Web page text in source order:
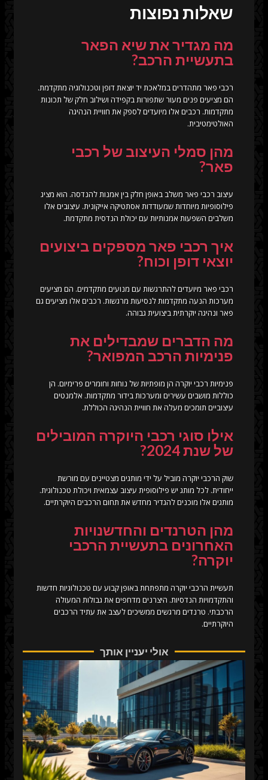
שאלות נפוצות
מה מגדיר את שיא הפאר
בתעשיית הרכב?
רכבי פאר מתהדרים במלאכת יד יוצאת דופן וטכנולוגיה מתקדמת.
הם מציעים פנים מעור שתפורות בקפידה ושילוב חלק של תכונות
מתקדמות. רכבים אלו מיועדים לספק את חוויית הנהיגה
האולטימטיבית.
מהן סמלי העיצוב של רכבי
פאר?
עיצוב רכבי פאר משלב באופן חלק בין אמנות להנדסה. הוא מציג
פילוסופיות מיוחדות שמעודדות אסתטיקה אייקונית. עיצובים אלו
משלבים השפעות אמנותיות עם יכולת הנדסית מתקדמת.
איך רכבי פאר מספקים ביצועים
יוצאי דופן וכוח?
רכבי פאר מיועדים להתרגשות עם מנועים מתקדמים. הם מציעים
מערכות הנעה מתקדמות לנסיעות מרגשות. רכבים אלו מציעים גם
פאר ונהיגה יוקרתית ביצועית גבוהה.
מה הדברים שמבדילים את
פנימיות הרכב המפואר?
פנימיות רכבי יוקרה הן מופתיות של נוחות וחומרים פרימיום. הן
כוללות מושבים עשירים ומערכות בידור מתקדמות. אלמנטים
עיצוביים תומכים מעלה את חוויית הנהיגה הכוללת.
אילו סוגי רכבי היוקרה המובילים
של שנת 2024?
שוק הרכבי יוקרה מוביל על ידי מותגים מצטיינים עם מורשת
ייחודית. לכל מותג יש פילוסופית עיצוב עצמאית ויכולת טכנולוגית.
מותגים אלו מוכנים להגדיר מחדש את תחום הרכבים היוקרתיים.
מהן הטרנדים והחדשנויות
האחרונים בתעשיית הרכבי
יוקרה?
תעשיית הרכבי יוקרה מתפתחת באופן קבוע עם טכנולוגיות חדשות
והתקדמויות הנדסיות. היצרנים מדחפים את גבולות המעולה
הרכבתי. טרנדים מרגשים ממשיכים לעצב את עתיד הרכבים
היוקרתיים.
אולי יעניין אותך